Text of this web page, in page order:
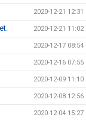
2020-12-21 12:31
2020-12-21 11:02
2020-12-17 08:54
2020-12-16 07:55
2020-12-09 11:10
2020-12-08 12:56
2020-12-04 15:27